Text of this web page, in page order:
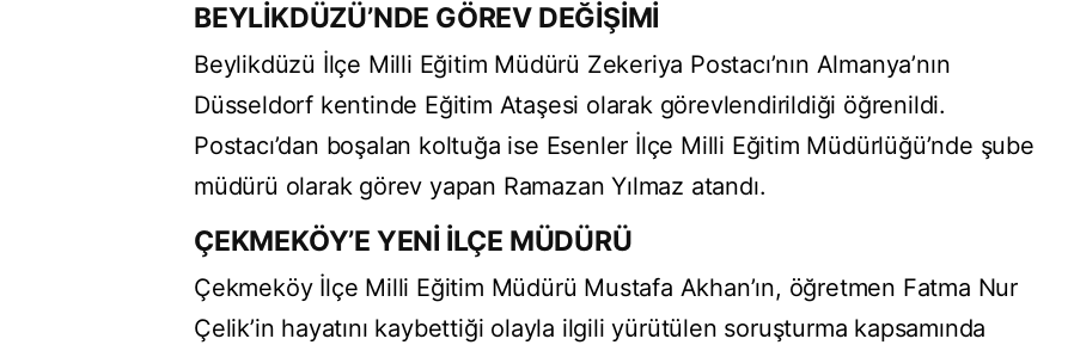
BEYLİKDÜZÜ’NDE GÖREV DEĞİŞİMİ
Beylikdüzü İlçe Milli Eğitim Müdürü Zekeriya Postacı’nın Almanya’nın
Düsseldorf kentinde Eğitim Ataşesi olarak görevlendirildiği öğrenildi.
Postacı’dan boşalan koltuğa ise Esenler İlçe Milli Eğitim Müdürlüğü’nde şube
müdürü olarak görev yapan Ramazan Yılmaz atandı.
ÇEKMEKÖY’E YENİ İLÇE MÜDÜRÜ
Çekmeköy İlçe Milli Eğitim Müdürü Mustafa Akhan’ın, öğretmen Fatma Nur
Çelik’in hayatını kaybettiği olayla ilgili yürütülen soruşturma kapsamında